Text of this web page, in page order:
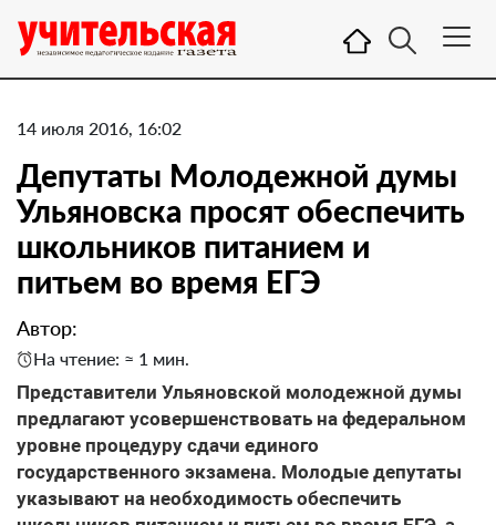
14 июля 2016, 16:02
Депутаты Молодежной думы
Ульяновска просят обеспечить
школьников питанием и
питьем во время ЕГЭ
Автор:
На чтение: ≈ 1 мин.
Представители Ульяновской молодежной думы
предлагают усовершенствовать на федеральном
уровне процедуру сдачи единого
государственного экзамена. Молодые депутаты
указывают на необходимость обеспечить